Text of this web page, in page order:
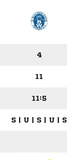
4
11
11:5
S | U | S | U | S